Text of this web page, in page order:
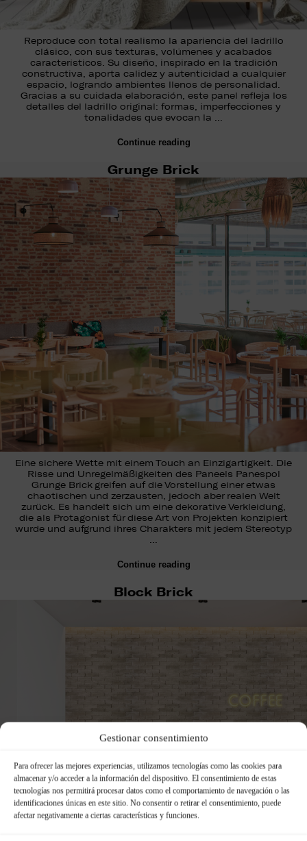
Gestionar consentimiento
Para ofrecer las mejores experiencias, utilizamos tecnologías como las cookies para
almacenar y/o acceder a la información del dispositivo. El consentimiento de estas
tecnologías nos permitirá procesar datos como el comportamiento de navegación o las
identificaciones únicas en este sitio. No consentir o retirar el consentimiento, puede
afectar negativamente a ciertas características y funciones.
Reproduce con total realismo la apariencia del ladrillo
clásico, con sus texturas, volúmenes y acabados
característicos. Su diseño, inspirado en la tradición
constructiva, aporta calidez y autenticidad a cualquier
espacio, logrando ambientes llenos de personalidad.
Gracias a su cuidada elaboración, este panel refleja los
detalles del ladrillo original: formas, imperfecciones y
tonalidades que evocan la …
Continue reading
Grunge Brick
Eine sichere Wette mit einem Touch an Einzigartigkeit. Die
Risse und Unregelmäßigkeiten des Paneels Panespol
Grunge Brick greifen auf die Vorstellung einer etwas
chaotischen und zerzausten, jedoch aber realen Welt
zurück. Es handelt sich um eine dekorative Verkleidung,
die als Protagonist für diese Art von Projekten konzipiert
wurde und aufgrund ihres Charakters mit jedem Stereotyp
…
Continue reading
Block Brick